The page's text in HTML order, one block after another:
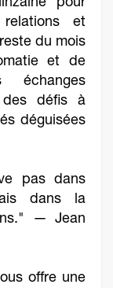
pour
et
du mois
et de
des défis à
déguisées
pas dans
dans la
— Jean
offre une